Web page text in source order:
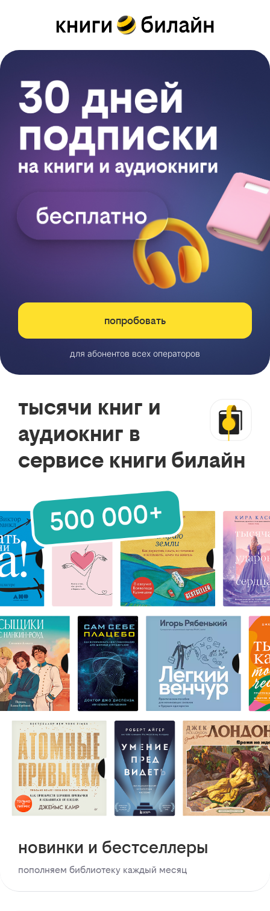
попробовать
для абонентов всех операторов
тысячи книг и
аудиокниг в
сервисе книги билайн
новинки и бестселлеры
пополняем библиотеку каждый месяц